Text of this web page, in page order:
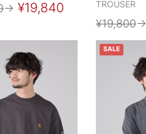
→ ¥19,840
TROUSER
¥19,800→
SALE